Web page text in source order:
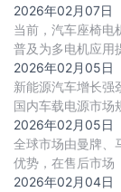
辆，为调角器行业
2026年02月07日
当前，汽车座椅电
普及为多电机应用
速向主流车型渗透
2026年02月05日
新能源汽车增长强
国内车载电源市场
源市场规模将达407
2026年02月05日
全球市场由曼牌、
优势，在售后市场
2026年02月04日